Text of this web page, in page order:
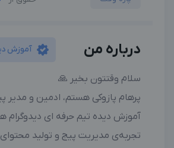
درباره من آموزش
سلام وقتتون بخیر 🙏
پرهام پازوکی هستم، ادمین و مدیر
آموزش دیده تیم حرفه ای دیدوگرام
تجربه‌ی مدیریت پیج و تولید